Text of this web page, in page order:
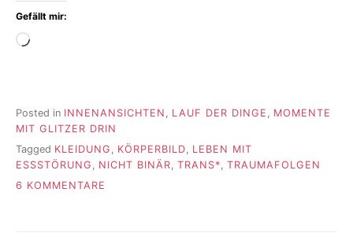
Gefällt mir:
Wird
Posted in INNENANSICHTEN LAUF DER DINGE
MOMENTE
MIT GLITZER DRIN
Tagged KLEIDUNG , KÖRPERBILD, LEBEN MIT
ESSSTÖRUNG , NICHT BINÄR, TRANS*, TRAUMAFOLGEN
6 KOMMENTARE